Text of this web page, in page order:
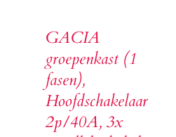
GACIA
groepenkast (1
fasen),
Hoofdschakelaar
2p/40A, 3x